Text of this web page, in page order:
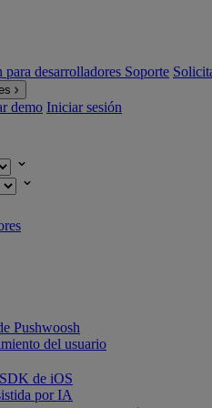
desarrolladores Soporte
demo Iniciar sesión
Pushwoosh
del usuario
de iOS
por IA